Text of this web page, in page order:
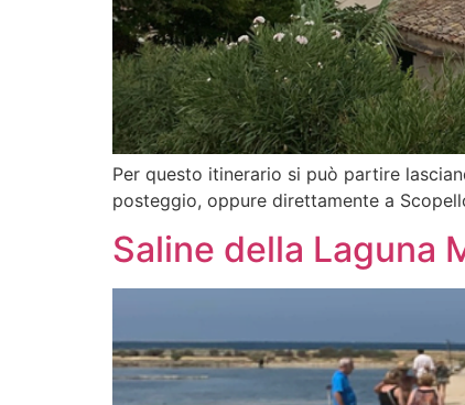
Per questo itinerario si può partire
posteggio, oppure direttamente a
Saline della Laguna